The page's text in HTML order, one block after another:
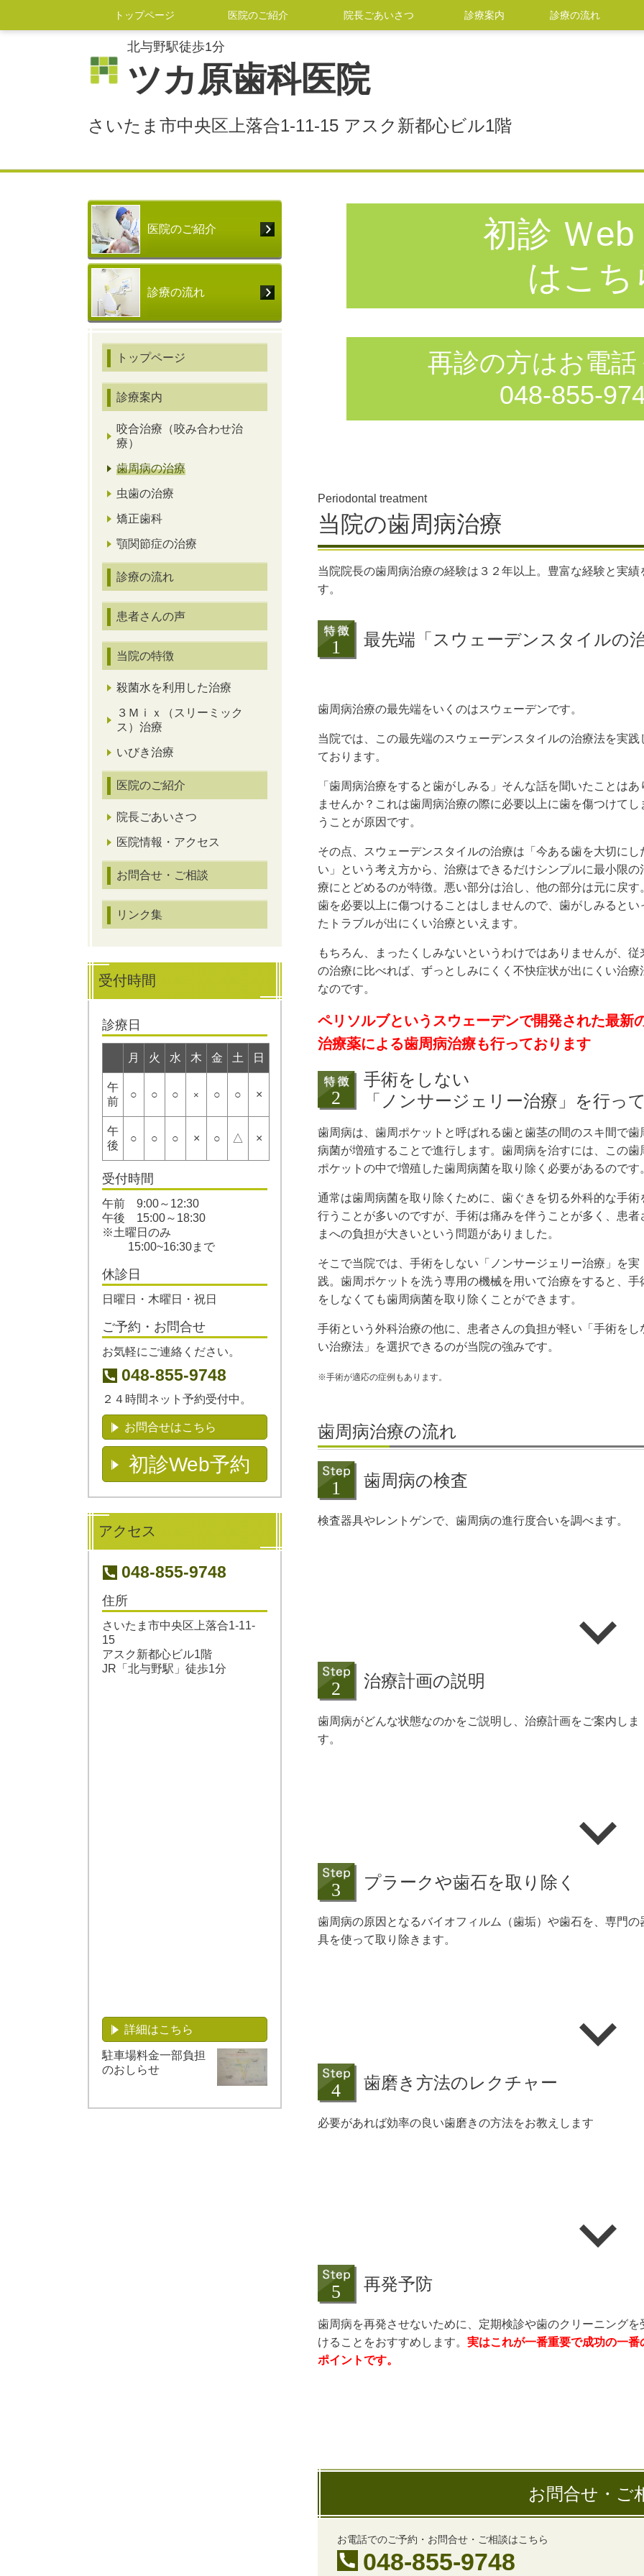
トップページ 医院のご紹介 院長ごあいさつ 診療案内 診療の流れ
北与野駅徒歩1分
ツカ原歯科医院
さいたま市中央区上落合1-11-15 アスク新都心ビル1階
初診 Ｗeb
はこち
再診の方はお電
048-855-
Periodontal treatment
当院の歯周病治療
当院院長の歯周病治療の経験は３２年以上。豊富な経験と実
す。
最先端「スウェーデンスタイルの
歯周病治療の最先端をいくのはスウェーデンです。
当院では、この最先端のスウェーデンスタイルの治療法を実践
ております。
「歯周病治療をすると歯がしみる」そんな話を聞いたことはあ
ませんか？これは歯周病治療の際に必要以上に歯を傷つけてし
うことが原因です。
その点、スウェーデンスタイルの治療は「今ある歯を大切にし
い」という考え方から、治療はできるだけシンプルに最小限の
療にとどめるのが特徴。悪い部分は治し、他の部分は元に戻す
歯を必要以上に傷つけることはしませんので、歯がしみるとい
たトラブルが出にくい治療といえます。
もちろん、まったくしみないというわけではありませんが、従
の治療に比べれば、ずっとしみにくく不快症状が出にくい治療
なのです。
ペリソルブというスウェーデンで開発された最新
治療薬による歯周病治療も行っております
手術をしない
「ノンサージェリー治療」を行っ
歯周病は、歯周ポケットと呼ばれる歯と歯茎の間のスキ間で歯
病菌が増殖することで進行します。歯周病を治すには、この歯
ポケットの中で増殖した歯周病菌を取り除く必要があるのです
通常は歯周病菌を取り除くために、歯ぐきを切る外科的な手術
行うことが多いのですが、手術は痛みを伴うことが多く、患者
まへの負担が大きいという問題がありました。
そこで当院では、手術をしない「ノンサージェリー治療」を実
践。歯周ポケットを洗う専用の機械を用いて治療をすると、手
をしなくても歯周病菌を取り除くことができます。
手術という外科治療の他に、患者さんの負担が軽い「手術をし
い治療法」を選択できるのが当院の強みです。
※手術が適応の症例もあります。
歯周病治療の流れ
歯周病の検査
検査器具やレントゲンで、歯周病の進行度合いを調べます。
治療計画の説明
歯周病がどんな状態なのかをご説明し、治療計画をご案内しま
す。
プラークや歯石を取り除く
歯周病の原因となるバイオフィルム（歯垢）や歯石を、専門の
具を使って取り除きます。
歯磨き方法のレクチャー
必要があれば効率の良い歯磨きの方法をお教えします
再発予防
歯周病を再発させないために、定期検診や歯のクリーニングを
けることをおすすめします。 実はこれが一番重要で成功の一番
ポイントです。
お問合せ・ご
お電話でのご予約・お問合せ・ご相談はこちら
048-855-9748
医院のご紹介
診療の流れ
トップページ
診療案内
咬合治療（咬み合わせ治
療）
歯周病の治療
虫歯の治療
矯正歯科
顎関節症の治療
診療の流れ
患者さんの声
当院の特徴
殺菌水を利用した治療
３Ｍｉｘ（スリーミック
ス）治療
いびき治療
医院のご紹介
院長ごあいさつ
医院情報・アクセス
お問合せ・ご相談
リンク集
受付時間
診療日
月 火 水 木 金 土 日
午
前
○ ○ ○ × ○ ○ ×
午
後
○ ○ ○ × ○ △ ×
受付時間
午前 9:00～12:30
午後 15:00～18:30
※土曜日のみ
15:00~16:30まで
休診日
日曜日・木曜日・祝日
ご予約・お問合せ
お気軽にご連絡ください。
048-855-9748
２４時間ネット予約受付中。
お問合せはこちら
初診Web予約
アクセス
048-855-9748
住所
さいたま市中央区上落合1-11-
15
アスク新都心ビル1階
JR「北与野駅」徒歩1分
詳細はこちら
駐車場料金一部負担
のおしらせ